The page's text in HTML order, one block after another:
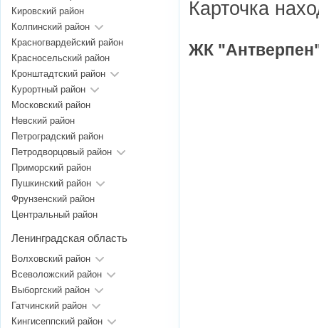
Карточка
ЖК
Кировский район
Колпинский район
Красногвардейский район
Красносельский район
Кронштадтский район
Курортный район
Московский район
Невский район
Петроградский район
Петродворцовый район
Приморский район
Пушкинский район
Фрунзенский район
Центральный район
Ленинградская область
Волховский район
Всеволожский район
Выборгский район
Гатчинский район
Кингисеппский район